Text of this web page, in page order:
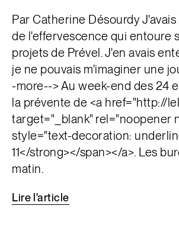
Par Catherine Désourdy
de l'effervescence qui entoure
projets de Prével. J'en avais
je ne pouvais m'imaginer une
-more--> Au week-end des 24
la prévente de <a href="http://
target="_blank" rel="noopener
style="text-decoration:
11</strong></span></a>. Les
matin.
Lire l'article